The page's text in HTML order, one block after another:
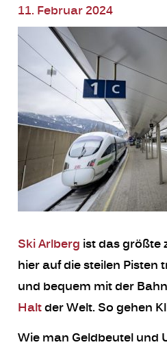
11. Februar 2024
Ski Arlberg ist das größte
hier auf die steilen
und bequem mit der
Haltder Welt. So gehen
Wie man Geldbeutel und